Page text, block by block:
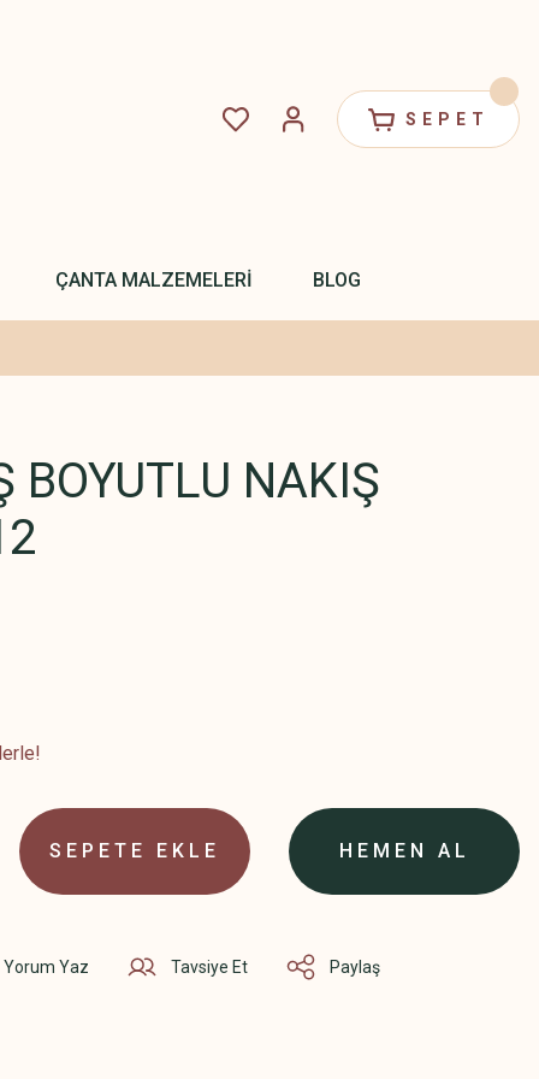
SEPET
ÇANTA MALZEMELERİ BLOG
BOYUTLU NAKIŞ
SEPETE EKLE HEMEN AL
Yorum Yaz Tavsiye Et Paylaş